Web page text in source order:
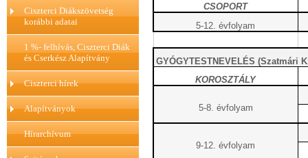
Ciszterci Diákszövetség
korábbi adatai
1 %- felhívás, Ciszterci Diák
és Cserkész Alapítvány
Ciszterci hírek
Alapítványok
Hírarchívum
CSOPORT
5-12. évfolyam
GYÓGYTESTNEVELÉS (Szatmári
KOROSZTÁLY
5-8. évfolyam
9-12. évfolyam